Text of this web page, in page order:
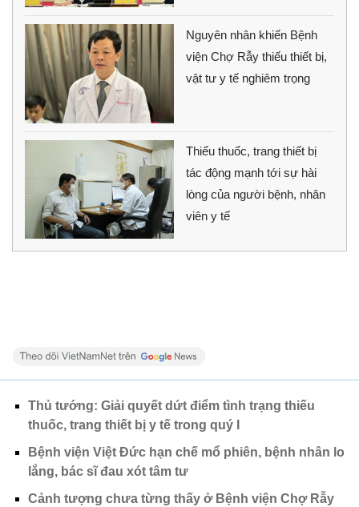
Nguyên nhân khiến Bệnh
viện Chợ Rẫy thiếu thiết bị,
vật tư y tế nghiêm trọng
Thiếu thuốc, trang thiết bị
tác động mạnh tới sự hài
lòng của người bệnh, nhân
viên y tế
Thủ tướng: Giải quyết dứt điểm tình trạng thiếu
thuốc, trang thiết bị y tế trong quý I
Bệnh viện Việt Đức hạn chế mổ phiên, bệnh nhân lo
lắng, bác sĩ đau xót tâm tư
Cảnh tượng chưa từng thấy ở Bệnh viện Chợ Rẫy